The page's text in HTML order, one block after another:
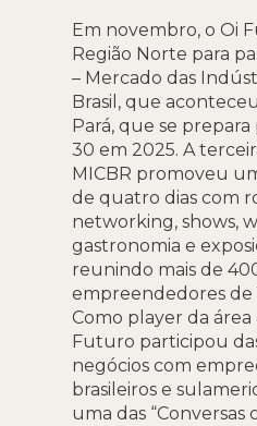
Em novembro, o Oi
Região Norte para
– Mercado das
Brasil, que
Pará, que se prepara
30 em 2025. A
MICBR promoveu
de quatro dias com
networking, shows,
gastronomia e
reunindo mais de
empreendedores de
Como player da área
Futuro participou
negócios com
brasileiros e
uma das “Conversas